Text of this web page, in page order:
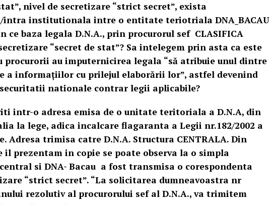
nivel de secretizare “strict secret”, exista
intra institutionala intre o entitate teriotriala DNA_BACAU
ce baza legala D.N.A., prin procurorul sef CLASIFICA
“secret de stat”? Sa intelegem prin asta ca este
procurorii au imputernicirea legala “să atribuie unul dintre
a informaţiilor cu prilejul elaborării lor”, astfel devenind
nationale contrar legii aplicabile?
intr-o adresa emisa de o unitate teritoriala a D.N.A, din
la lege, adica incalcare flagaranta a Legii nr.182/2002 a
trimisa catre D.N.A. Structura CENTRALA. Din
il prezentam in copie se poate observa la o simpla
si DNA- Bacau a fost transmisa o corespondenta
“strict secret”. “La solicitarea dumneavoastra nr
rezolutiv al procurorului sef al D.N.A., va trimitem